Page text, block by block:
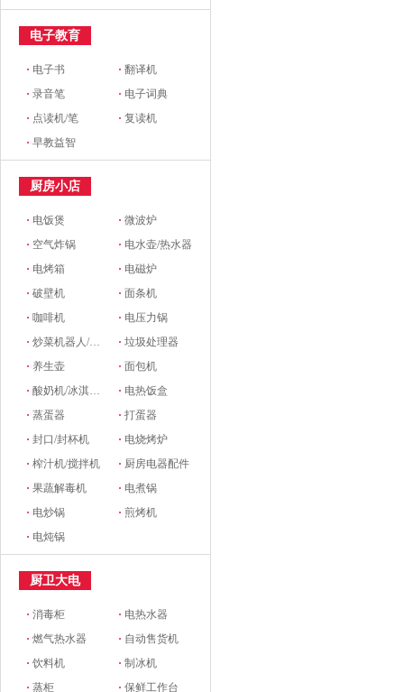
电子教育
· 电子书 ·翻译机
·录音笔 · 电子词典
· 点读机/笔 ·复读机
·早教益智
厨房小店
· 电饭煲 ·微波炉
· 空气炸锅 · 电水壶/热水器
· 电烤箱 · 电磁炉
·破壁机 ·面条机
·咖啡机 · 电压力锅
·炒菜机器人/料理机 ·垃圾处理器
· 养生壶 ·面包机
·酸奶机/冰淇淋机 · 电热饭盒
·蒸蛋器 ·打蛋器
·封口/封杯机 · 电烧烤炉
·榨汁机/搅拌机 · 厨房电器配件
·果蔬解毒机 · 电煮锅
· 电炒锅 ·煎烤机
· 电炖锅
厨卫大电
·消毒柜 · 电热水器
·燃气热水器 · 自动售货机
·饮料机 ·制冰机
·蒸柜 ·保鲜工作台